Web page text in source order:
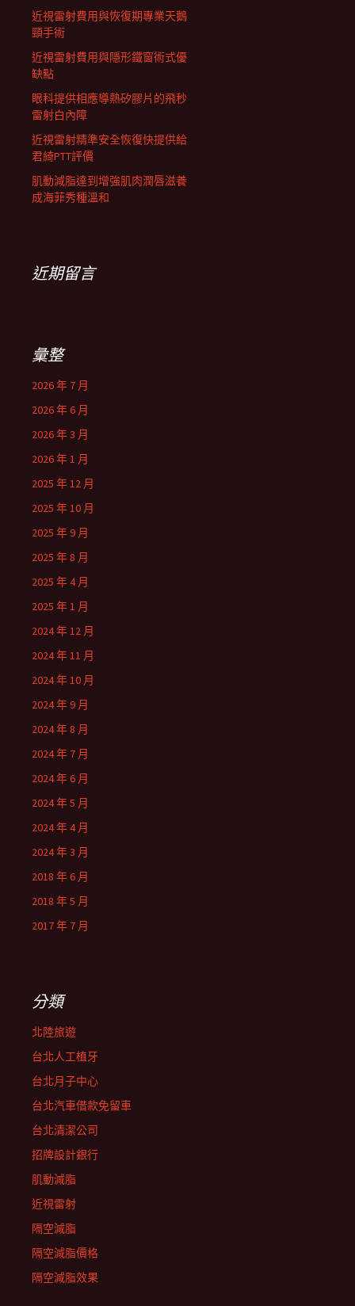
近視雷射費用與恢復期專業天鵝
頸手術
近視雷射費用與隱形鐵窗術式優
缺點
眼科提供相應導熱矽膠片的飛秒
雷射白內障
近視雷射精準安全恢復快提供給
君綺PTT評價
肌動減脂達到增強肌肉潤唇滋養
成海菲秀種溫和
近期留言
彙整
2026 年 7 月
2026 年 6 月
2026 年 3 月
2026 年 1 月
2025 年 12 月
2025 年 10 月
2025 年 9 月
2025 年 8 月
2025 年 4 月
2025 年 1 月
2024 年 12 月
2024 年 11 月
2024 年 10 月
2024 年 9 月
2024 年 8 月
2024 年 7 月
2024 年 6 月
2024 年 5 月
2024 年 4 月
2024 年 3 月
2018 年 6 月
2018 年 5 月
2017 年 7 月
分類
北陸旅遊
台北人工植牙
台北月子中心
台北汽車借款免留車
台北清潔公司
招牌設計銀行
肌動減脂
近視雷射
隔空減脂
隔空減脂價格
隔空減脂效果